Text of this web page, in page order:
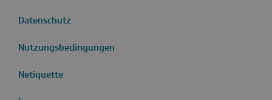
Datenschutz
Nutzungsbedingungen
Netiquette